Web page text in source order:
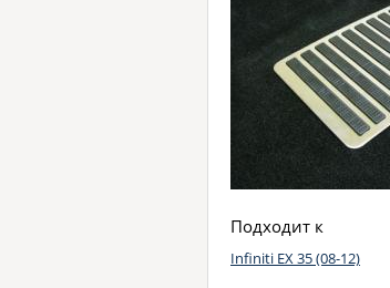
Подходит к
Infiniti EX 35 (08-12)